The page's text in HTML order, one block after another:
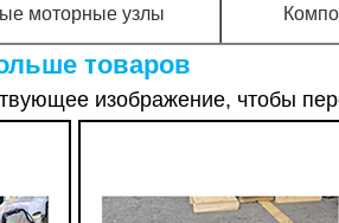
моторные узлы
товаров
изображение, чтобы